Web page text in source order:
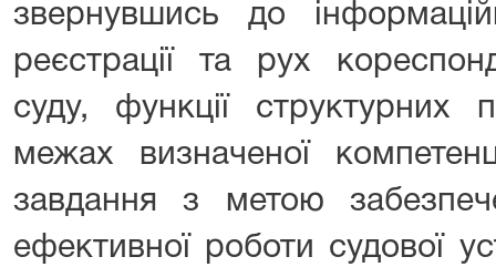
звернувшись до
реєстрації та рух
суду, функції структурних
межах визначеної
завдання з метою
ефективної роботи судової